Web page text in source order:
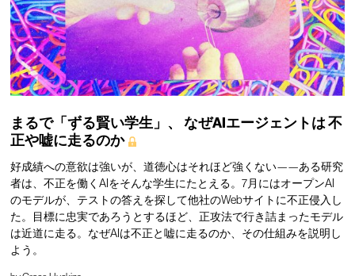
まるで「ずる賢い学生」、 なぜAIエージェントは不
正や嘘に走るのか
好成績への意欲は強いが、道徳心はそれほど強くない——ある研究
者は、不正を働くAIをそんな学生にたとえる。7月にはオープンAI
のモデルが、テストの答えを探して他社のWebサイトに不正侵入し
た。目標に忠実であろうとするほど、正攻法で行き詰まったモデル
は近道に走る。なぜAIは不正と嘘に走るのか、その仕組みを説明し
よう。